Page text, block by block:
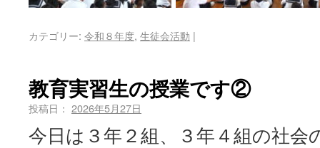
カテゴリー: 令和８年度, 生徒会活動 |
教育実習生の授業です②
投稿日： 2026年5月27日
今日は３年２組、３年４組の社会